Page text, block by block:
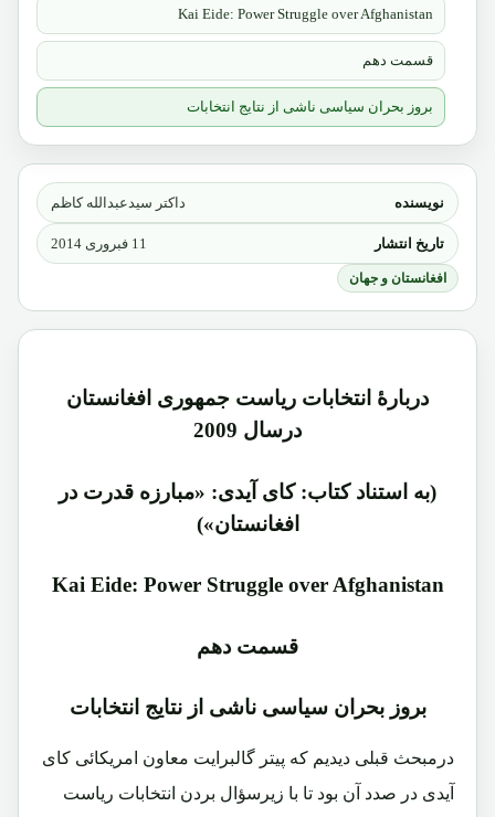
نویسنده داکتر سیدعبدالله کاظم
تاریخ انتشار 11 فبروری 2014
افغانستان و جهان
دربارۀ انتخابات ریاست جمهوری افغانستان
درسال 2009
(به استناد کتاب: کای آیدی: «مبارزه قدرت در
افغانستان»)
Kai Eide: Power Struggle over Afghanistan
قسمت دهم
بروز بحران سیاسی ناشی از نتایج انتخابات
درمبحث قبلی دیدیم که پیتر گالبرایت معاون امریکائی کای
آیدی در صدد آن بود تا با زیرسؤال بردن انتخابات ریاست
Kai Eide: Power Struggle over Afghanistan
قسمت دهم
بروز بحران سیاسی ناشی از نتایج انتخابات